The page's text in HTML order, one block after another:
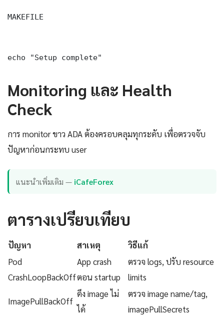
MAKEFILE
echo "Setup complete"
Monitoring และ Health
Check
การ monitor ขาว ADA ต้องครอบคลุมทุกระดับ เพื่อตรวจจับ
ปัญหาก่อนกระทบ user
แนะนำเพิ่มเติม — iCafeForex
ตารางเปรียบเทียบ
ปัญหา สาเหตุ
วิธีแก้
Pod
CrashLoopBackOff
App crash
ตอน startup
ตรวจ logs, ปรับ resource
limits
ImagePullBackOff
ดึง image ไม่
ได้
ตรวจ image name/tag,
imagePullSecrets